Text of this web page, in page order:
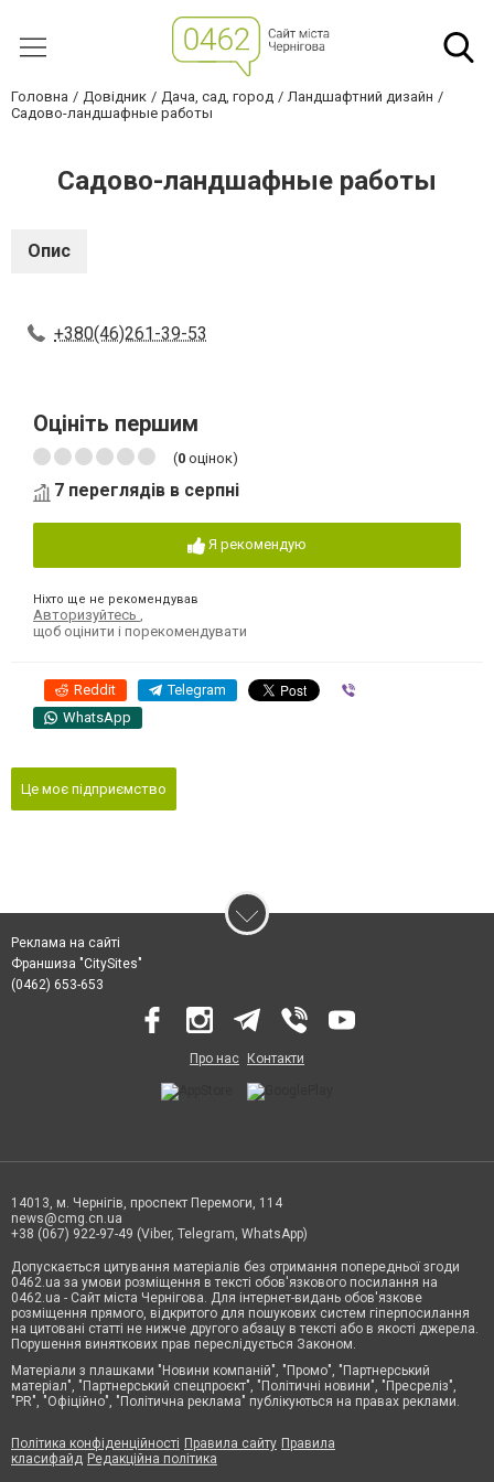
Головна Довідник Дача, сад, город
Ландшафтний дизайн
Садово-ландшафные работы
Садово-ландшафные работы
Опис
+380(46)261-39-53
Оцініть першим
(0 оцінок)
7 переглядів в серпні
Я рекомендую
Ніхто ще не рекомендував
Авторизуйтесь
щоб оцінити і порекомендувати
Reddit Telegram
WhatsApp
Це моє підприємство
Реклама на сайті
Франшиза "CitySites"
(0462) 653-653
Про нас Контакти
14013, м. Чернігів, проспект Перемоги, 114
news@cmg.cn.ua
+38 (067) 922-97-49 (Viber, Telegram, WhatsApp)
Допускається цитування матеріалів без отримання попередньої згоди
0462.ua за умови розміщення в тексті обов'язкового посилання на
0462.ua - Сайт міста Чернігова. Для інтернет-видань обов'язкове
розміщення прямого, відкритого для пошукових систем гіперпосилання
на цитовані статті не нижче другого абзацу в тексті або в якості джерела.
Порушення виняткових прав переслідується Законом.
Матеріали з плашками "Новини компаній", "Промо", "Партнерський
матеріал", "Партнерський спецпроєкт", "Політичні новини", "Пресреліз",
"PR", "Офіційно", "Політична реклама" публікуються на правах реклами.
Політика конфіденційності Правила сайту Правила
класифайд Редакційна політика